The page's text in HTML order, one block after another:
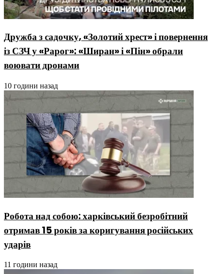
Дружба з садочку, «Золотий хрест» і повернення
із СЗЧ у «Рарог»: «Ширан» і «Пін» обрали
воювати дронами
10 години назад
Робота над собою: харківський безробітний
отримав 15 років за коригування російських
ударів
11 години назад